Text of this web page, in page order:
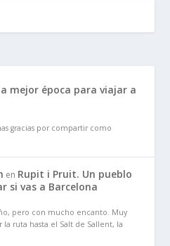
mejor época para viajar a
gracias por compartir como
en Rupit i Pruit. Un pueblo
si vas a Barcelona
pero con mucho encanto. Muy
ruta hasta el Salt de Sallent, la